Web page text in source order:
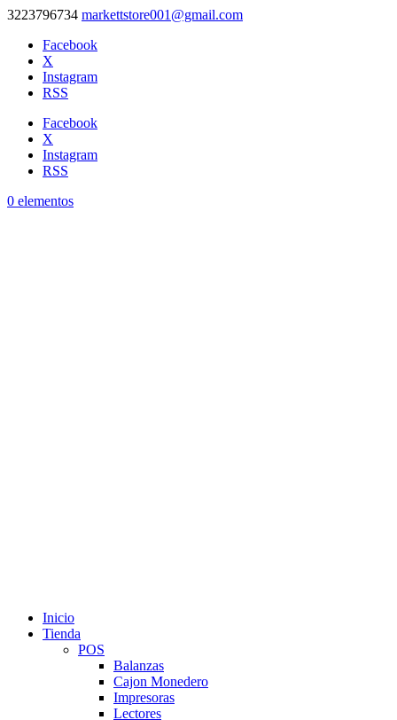
3223796734 markettstore001@gmail.com
Facebook
X
Instagram
RSS
Facebook
X
Instagram
RSS
0 elementos
Inicio
Tienda
POS
Balanzas
Cajon Monedero
Impresoras
Lectores